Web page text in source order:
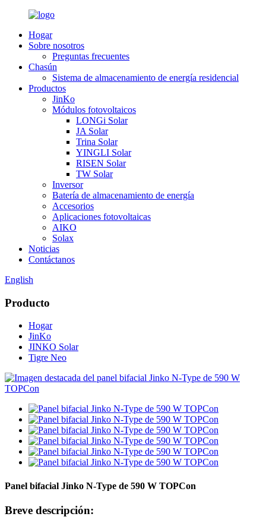
Hogar
Sobre nosotros
Preguntas frecuentes
Chasún
Sistema de almacenamiento de energía residencial
Productos
JinKo
Módulos fotovoltaicos
LONGi Solar
JA Solar
Trina Solar
YINGLI Solar
RISEN Solar
TW Solar
Inversor
Batería de almacenamiento de energía
Accesorios
Aplicaciones fotovoltaicas
AIKO
Solax
Noticias
Contáctanos
English
Producto
Hogar
JinKo
JINKO Solar
Tigre Neo
Panel bifacial Jinko N-Type de 590 W TOPCon
Breve descripción: